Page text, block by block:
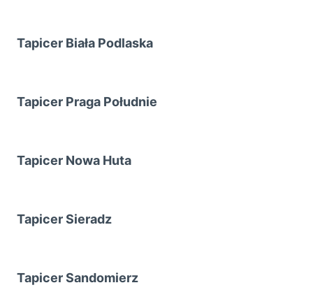
Tapicer Biała Podlaska
Tapicer Praga Południe
Tapicer Nowa Huta
Tapicer Sieradz
Tapicer Sandomierz